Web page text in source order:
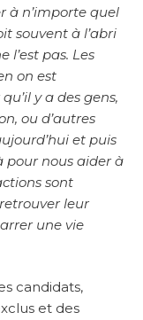
à n’importe quel
souvent à l’abri
l’est pas. Les
on est
y a des gens,
ou d’autres
et puis
pour nous aider à
sont
leur
une vie
candidats,
et des